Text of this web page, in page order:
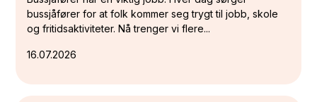
16.07.2026
bussjåfører for at folk kommer seg trygt til jobb, skole
og fritidsaktiviteter. Nå trenger vi flere...